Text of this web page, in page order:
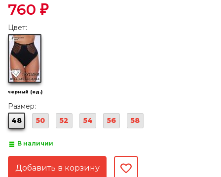
760 ₽
Цвет:
черный (ед.)
Размер:
48
50 52 54 56 58
В наличии